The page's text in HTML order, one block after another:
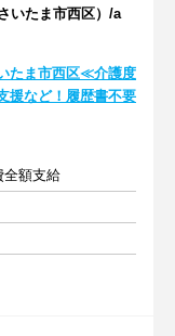
いたま市西区）/a
たま市西区≪介護度
援など！履歴書不要
全額支給